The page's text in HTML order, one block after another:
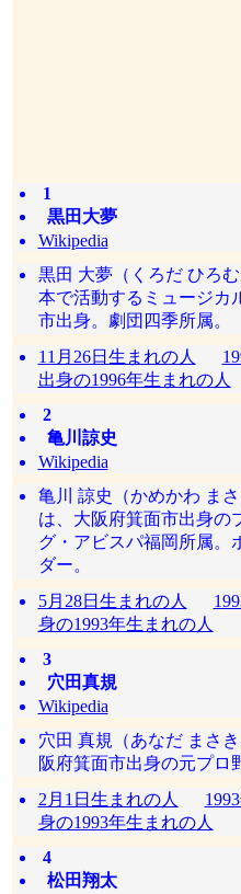
1
黒田大夢
Wikipedia
黒田 大夢（くろだ ひろ
本で活動するミュージカ
市出身。劇団四季所属。
11月26日生まれの人
出身の1996年生まれの人
2
亀川諒史
Wikipedia
亀川 諒史（かめかわ まさ
は、大阪府箕面市出身の
グ・アビスパ福岡所属。
ダー。
5月28日生まれの人
身の1993年生まれの人
3
穴田真規
Wikipedia
穴田 真規（あなだ まさ
阪府箕面市出身の元プロ
2月1日生まれの人
身の1993年生まれの人
4
松田翔太